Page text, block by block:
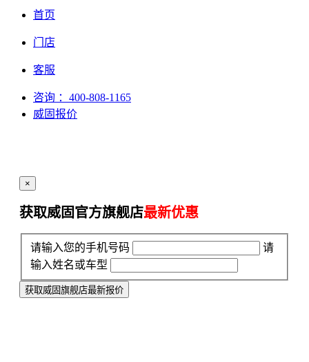
首页
门店
客服
咨询 ：400-808-1165
威固报价
×
获取威固官方旗舰店最新优惠
请输入您的手机号码
请
输入姓名或车型
获取威固旗舰店最新报价